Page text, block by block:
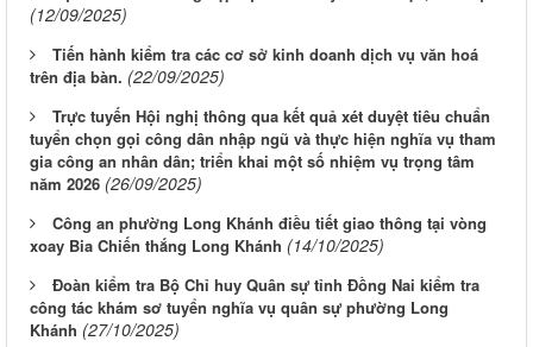
(12/09/2025)
Tiến hành kiểm tra các cơ sở kinh doanh dịch vụ văn hoá
trên địa bàn. (22/09/2025)
Trực tuyến Hội nghị thông qua kết quả xét duyệt tiêu chuẩn
tuyển chọn gọi công dân nhập ngũ và thực hiện nghĩa vụ tham
gia công an nhân dân; triển khai một số nhiệm vụ trọng tâm
năm 2026 (26/09/2025)
Công an phường Long Khánh điều tiết giao thông tại vòng
xoay Bia Chiến thắng Long Khánh (14/10/2025)
Đoàn kiểm tra Bộ Chỉ huy Quân sự tỉnh Đồng Nai kiểm tra
công tác khám sơ tuyển nghĩa vụ quân sự phường Long
Khánh (27/10/2025)